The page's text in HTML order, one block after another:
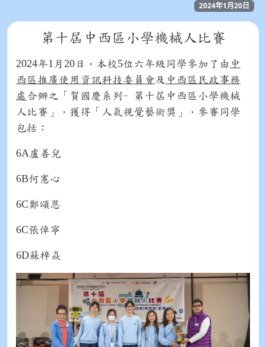
2024年1月20日
第十屆中西區小學機械人比賽
2024年1 月 20 日，本校5位六年級同學參加了由 中
西區推廣使用資訊科技委員會及 中西區民政事務
處 合辦之「賀國慶系列- 第十屆中西區小學機械
人比賽」，獲得「人氣視覺藝術獎」，參賽同學
包括：
6A盧善兒
6B何憲心
6C鄭頌恩
6C張倬寧
6D蘇梓焱